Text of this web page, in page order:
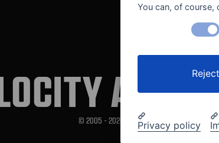
© 2005 - 2026 Velocity Automotive
You can, of course,
Privacy policy